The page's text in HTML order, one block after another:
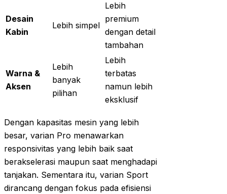
Desain
Kabin
Lebih simpel
Lebih
premium
dengan detail
tambahan
Warna &
Aksen
Lebih
banyak
pilihan
Lebih
terbatas
namun lebih
eksklusif
Dengan kapasitas mesin yang lebih
besar, varian Pro menawarkan
responsivitas yang lebih baik saat
berakselerasi maupun saat menghadapi
tanjakan. Sementara itu, varian Sport
dirancang dengan fokus pada efisiensi